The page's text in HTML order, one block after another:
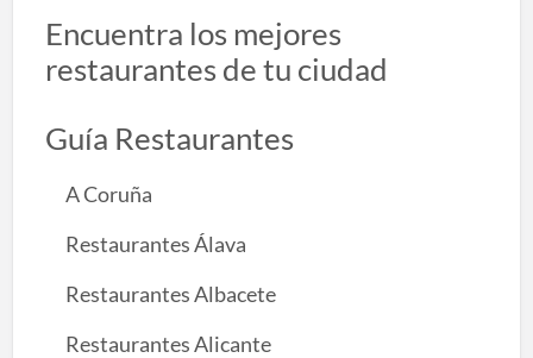
Encuentra los mejores
restaurantes de tu ciudad
Guía Restaurantes
A Coruña
Restaurantes Álava
Restaurantes Albacete
Restaurantes Alicante